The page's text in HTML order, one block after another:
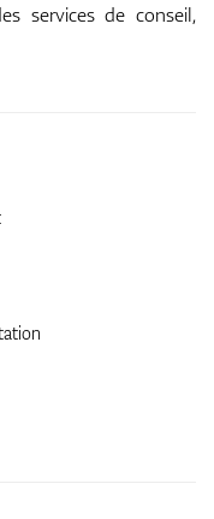
services de conseil,